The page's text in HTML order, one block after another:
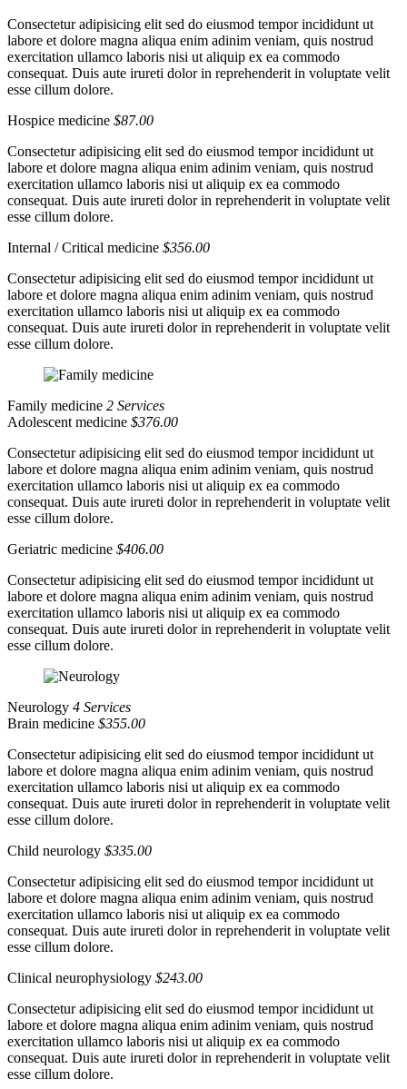
Consectetur adipisicing elit sed do eiusmod tempor incididunt ut
labore et dolore magna aliqua enim adinim veniam, quis nostrud
exercitation ullamco laboris nisi ut aliquip ex ea commodo
consequat. Duis aute irureti dolor in reprehenderit in voluptate velit
esse cillum dolore.
Hospice medicine $87.00
Consectetur adipisicing elit sed do eiusmod tempor incididunt ut
labore et dolore magna aliqua enim adinim veniam, quis nostrud
exercitation ullamco laboris nisi ut aliquip ex ea commodo
consequat. Duis aute irureti dolor in reprehenderit in voluptate velit
esse cillum dolore.
Internal / Critical medicine $356.00
Consectetur adipisicing elit sed do eiusmod tempor incididunt ut
labore et dolore magna aliqua enim adinim veniam, quis nostrud
exercitation ullamco laboris nisi ut aliquip ex ea commodo
consequat. Duis aute irureti dolor in reprehenderit in voluptate velit
esse cillum dolore.
Family medicine 2 Services
Adolescent medicine $376.00
Consectetur adipisicing elit sed do eiusmod tempor incididunt ut
labore et dolore magna aliqua enim adinim veniam, quis nostrud
exercitation ullamco laboris nisi ut aliquip ex ea commodo
consequat. Duis aute irureti dolor in reprehenderit in voluptate velit
esse cillum dolore.
Geriatric medicine $406.00
Consectetur adipisicing elit sed do eiusmod tempor incididunt ut
labore et dolore magna aliqua enim adinim veniam, quis nostrud
exercitation ullamco laboris nisi ut aliquip ex ea commodo
consequat. Duis aute irureti dolor in reprehenderit in voluptate velit
esse cillum dolore.
Neurology 4 Services
Brain medicine $355.00
Consectetur adipisicing elit sed do eiusmod tempor incididunt ut
labore et dolore magna aliqua enim adinim veniam, quis nostrud
exercitation ullamco laboris nisi ut aliquip ex ea commodo
consequat. Duis aute irureti dolor in reprehenderit in voluptate velit
esse cillum dolore.
Child neurology $335.00
Consectetur adipisicing elit sed do eiusmod tempor incididunt ut
labore et dolore magna aliqua enim adinim veniam, quis nostrud
exercitation ullamco laboris nisi ut aliquip ex ea commodo
consequat. Duis aute irureti dolor in reprehenderit in voluptate velit
esse cillum dolore.
Clinical neurophysiology $243.00
Consectetur adipisicing elit sed do eiusmod tempor incididunt ut
labore et dolore magna aliqua enim adinim veniam, quis nostrud
exercitation ullamco laboris nisi ut aliquip ex ea commodo
consequat. Duis aute irureti dolor in reprehenderit in voluptate velit
esse cillum dolore.